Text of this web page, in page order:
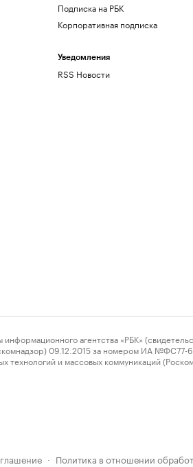
Подписка на РБК
Корпоративная подписка
Уведомления
RSS Новости
агентства «РБК»
09.12.2015 за номером ИА №ФС77-
и массовых коммуникаций
· Политика в отношении